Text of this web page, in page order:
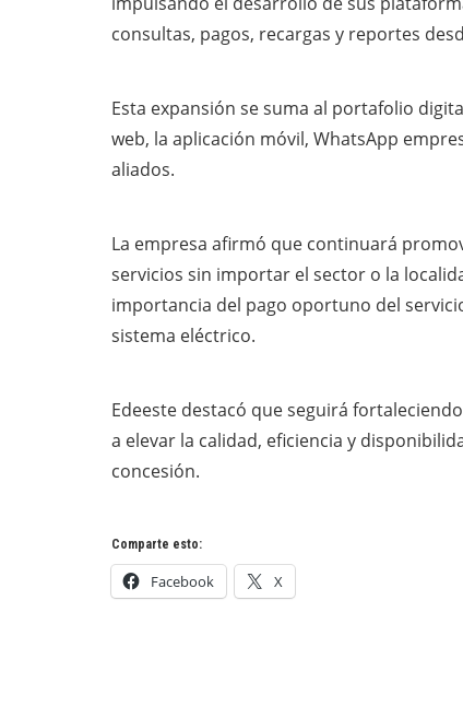
consultas, pagos, recargas y reportes
Esta expansión se suma al portafolio
web, la aplicación móvil, WhatsApp
aliados.
La empresa afirmó que continuará
servicios sin importar el sector o la
importancia del pago oportuno del
sistema eléctrico.
Edeeste destacó que seguirá
a elevar la calidad, eficiencia y
concesión.
Comparte esto:
Facebook X